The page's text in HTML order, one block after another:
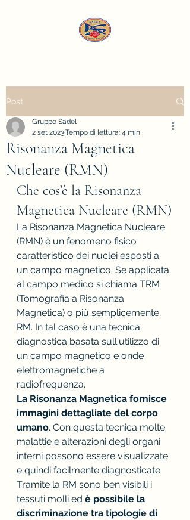
Post
Risonanza Magnetica
Nucleare (RMN)
Gruppo Sadel
2 set 2023Tempo di lettura: 4 min
Che cos’è la Risonanza
Magnetica Nucleare (RMN)
La Risonanza Magnetica Nucleare
(RMN) è un fenomeno fisico
caratteristico dei nuclei esposti a
un campo magnetico. Se applicata
al campo medico si chiama TRM
(Tomografia a Risonanza
Magnetica) o più semplicemente
RM. In tal caso è una tecnica
diagnostica basata sull'utilizzo di
un campo magnetico e onde
elettromagnetiche a
radiofrequenza.
La Risonanza Magnetica fornisce
immagini dettagliate del corpo
umano. Con questa tecnica molte
malattie e alterazioni degli organi
interni possono essere visualizzate
e quindi facilmente diagnosticate.
Tramite la RM sono ben visibili i
tessuti molli ed è possibile la
discriminazione tra tipologie di